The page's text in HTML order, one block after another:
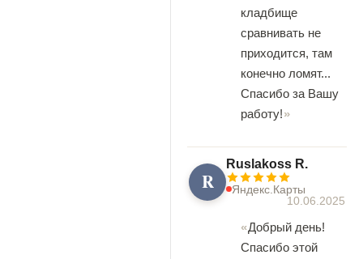
кладбище
сравнивать не
приходится, там
конечно ломят...
Спасибо за Вашу
работу!
R
Ruslakoss R.
Яндекс.Карты
10.06.2025
Добрый день!
Спасибо этой